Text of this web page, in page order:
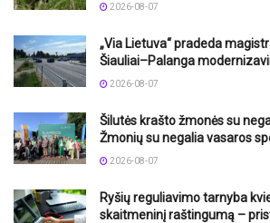
2026-08-07
„Via Lietuva“ pradeda
Šiauliai–Palanga
2026-08-07
Šilutės krašto žmonės su
Žmonių su negalia vasaros
2026-08-07
Ryšių reguliavimo tarnyba
skaitmeninį raštingumą –